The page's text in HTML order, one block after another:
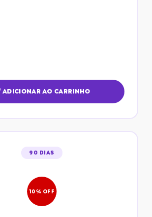
ADICIONAR AO CARRINHO
90 DIAS
10% OFF